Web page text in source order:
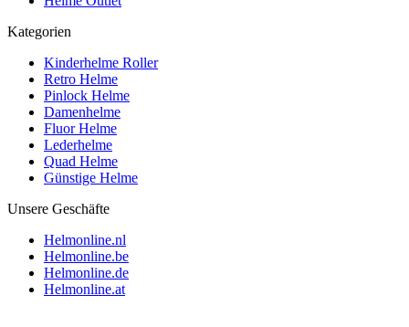
Kategorien
Kinderhelme Roller
Retro Helme
Pinlock Helme
Damenhelme
Fluor Helme
Lederhelme
Quad Helme
Günstige Helme
Unsere Geschäfte
Helmonline.nl
Helmonline.be
Helmonline.de
Helmonline.at